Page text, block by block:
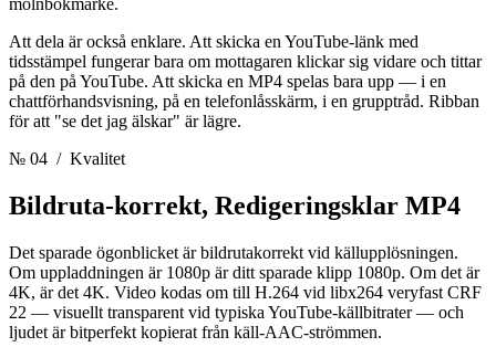
molnbokmärke.
Att dela är också enklare. Att skicka en YouTube-länk med
tidsstämpel fungerar bara om mottagaren klickar sig vidare och tittar
på den på YouTube. Att skicka en MP4 spelas bara upp — i en
chattförhandsvisning, på en telefonlåsskärm, i en grupptråd. Ribban
för att "se det jag älskar" är lägre.
№ 04 / Kvalitet
Bildruta-korrekt, Redigeringsklar MP4
Det sparade ögonblicket är bildrutakorrekt vid källupplösningen.
Om uppladdningen är 1080p är ditt sparade klipp 1080p. Om det är
4K, är det 4K. Video kodas om till H.264 vid libx264 veryfast CRF
22 — visuellt transparent vid typiska YouTube-källbitrater — och
ljudet är bitperfekt kopierat från käll-AAC-strömmen.